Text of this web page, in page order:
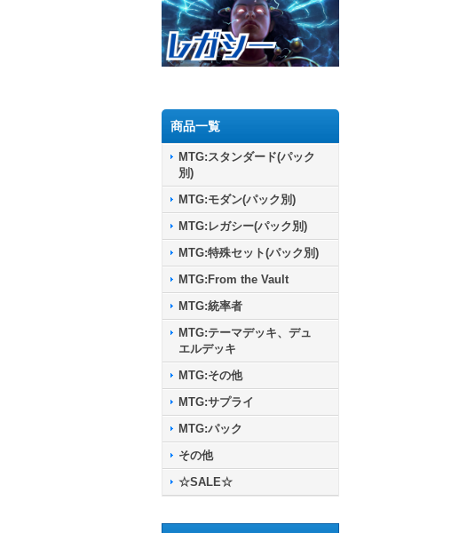
商品一覧
MTG:スタンダード(パック
別)
MTG:モダン(パック別)
MTG:レガシー(パック別)
MTG:特殊セット(パック別)
MTG:From the Vault
MTG:統率者
MTG:テーマデッキ、デュ
エルデッキ
MTG:その他
MTG:サプライ
MTG:パック
その他
☆SALE☆